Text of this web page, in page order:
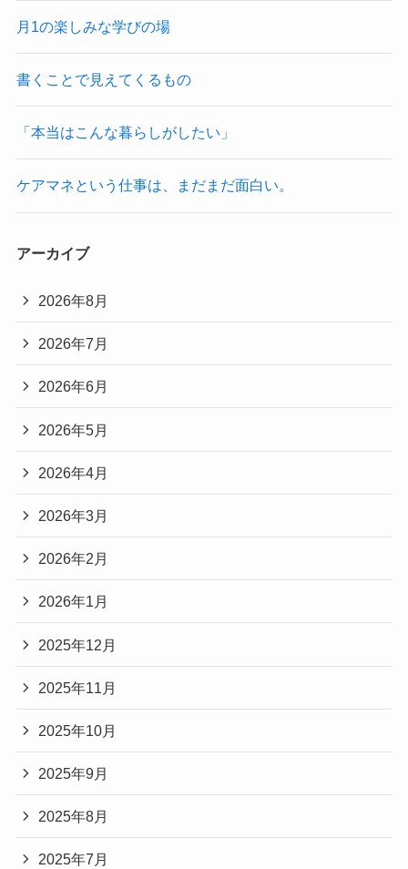
月1の楽しみな学びの場
書くことで見えてくるもの
「本当はこんな暮らしがしたい」
ケアマネという仕事は、まだまだ面白い。
アーカイブ
2026年8月
2026年7月
2026年6月
2026年5月
2026年4月
2026年3月
2026年2月
2026年1月
2025年12月
2025年11月
2025年10月
2025年9月
2025年8月
2025年7月